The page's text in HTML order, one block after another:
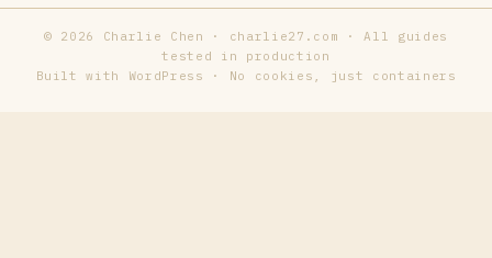
© 2026 Charlie Chen · charlie27.com · All guides
tested in production
Built with WordPress · No cookies, just containers